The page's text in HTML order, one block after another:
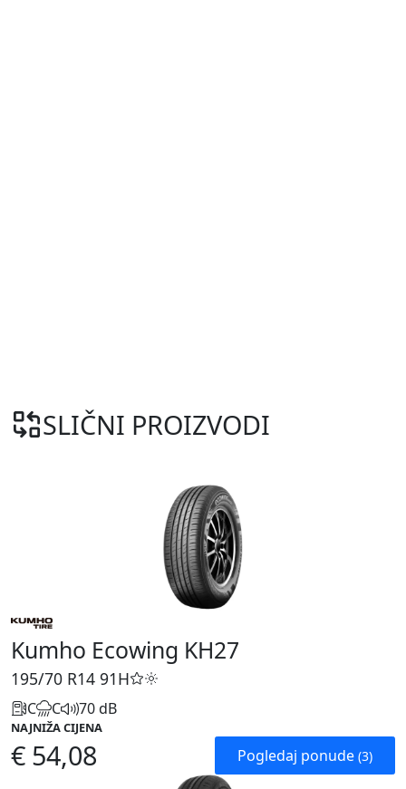
SLIČNI PROIZVODI
Kumho Ecowing KH27
195/70 R14 91H
C C 70 dB
NAJNIŽA CIJENA
€ 54,08 Pogledaj ponude (3)